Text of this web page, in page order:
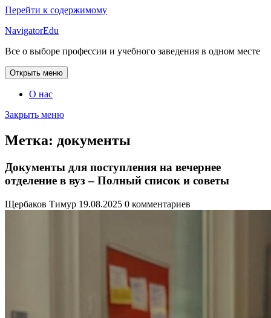
Перейти к содержимому
NavigatorEdu
Все о выборе профессии и учебного заведения в одном месте
Открыть меню
О нас
Закрыть меню
Метка: документы
Документы для поступления на вечернее
отделение в вуз – Полный список и советы
Щербаков Тимур 19.08.2025 0 комментариев